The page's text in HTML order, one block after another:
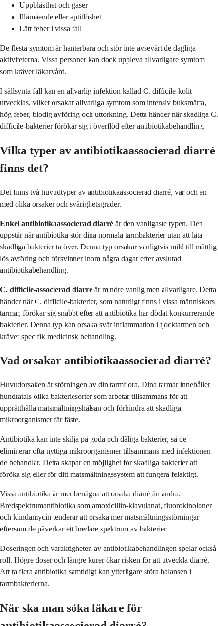
Uppblåsthet och gaser
Illamående eller aptitlöshet
Lätt feber i vissa fall
De flesta symtom är hanterbara och stör inte avsevärt de dagliga
aktiviteterna. Vissa personer kan dock uppleva allvarligare symtom
som kräver läkarvård.
I sällsynta fall kan en allvarlig infektion kallad C. difficile-kolit
utvecklas, vilket orsakar allvarliga symtom som intensiv buksmärta,
hög feber, blodig avföring och uttorkning. Detta händer när skadliga C.
difficile-bakterier förökar sig i överflöd efter antibiotikabehandling.
Vilka typer av antibiotikaassocierad diarré
finns det?
Det finns två huvudtyper av antibiotikaassocierad diarré, var och en
med olika orsaker och svårighetsgrader.
Enkel antibiotikaassocierad diarré är den vanligaste typen. Den
uppstår när antibiotika stör dina normala tarmbakterier utan att låta
skadliga bakterier ta över. Denna typ orsakar vanligtvis mild till måttlig
lös avföring och försvinner inom några dagar efter avslutad
antibiotikabehandling.
C. difficile-associerad diarré är mindre vanlig men allvarligare. Detta
händer när C. difficile-bakterier, som naturligt finns i vissa människors
tarmar, förökar sig snabbt efter att antibiotika har dödat konkurrerande
bakterier. Denna typ kan orsaka svår inflammation i tjocktarmen och
kräver specifik medicinsk behandling.
Vad orsakar antibiotikaassocierad diarré?
Huvudorsaken är störningen av din tarmflora. Dina tarmar innehåller
hundratals olika bakteriesorter som arbetar tillsammans för att
upprätthålla matsmältningshälsan och förhindra att skadliga
mikroorganismer får fäste.
Antibiotika kan inte skilja på goda och dåliga bakterier, så de
eliminerar ofta nyttiga mikroorganismer tillsammans med infektionen
de behandlar. Detta skapar en möjlighet för skadliga bakterier att
föröka sig eller för ditt matsmältningssystem att fungera felaktigt.
Vissa antibiotika är mer benägna att orsaka diarré än andra.
Bredspektrumantibiotika som amoxicillin-klavulanat, fluorokinoloner
och klindamycin tenderar att orsaka mer matsmältningsstörningar
eftersom de påverkar ett bredare spektrum av bakterier.
Doseringen och varaktigheten av antibiotikabehandlingen spelar också
roll. Högre doser och längre kurer ökar risken för att utveckla diarré.
Att ta flera antibiotika samtidigt kan ytterligare störa balansen i
tarmbakterierna.
När ska man söka läkare för